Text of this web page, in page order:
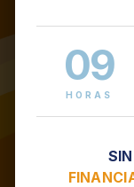
09
HORAS